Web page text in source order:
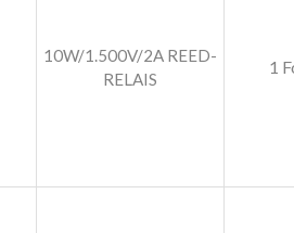
10W/1.500V/2A REED-
RELAIS
1